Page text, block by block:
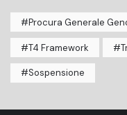
Procura Generale
T4 Framework
Sospensione